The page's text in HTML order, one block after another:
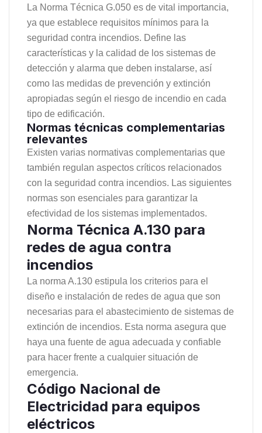
La Norma Técnica G.050 es de vital importancia,
ya que establece requisitos mínimos para la
seguridad contra incendios. Define las
características y la calidad de los sistemas de
detección y alarma que deben instalarse, así
como las medidas de prevención y extinción
apropiadas según el riesgo de incendio en cada
tipo de edificación.
Normas técnicas complementarias
relevantes
Existen varias normativas complementarias que
también regulan aspectos críticos relacionados
con la seguridad contra incendios. Las siguientes
normas son esenciales para garantizar la
efectividad de los sistemas implementados.
Norma Técnica A.130 para
redes de agua contra
incendios
La norma A.130 estipula los criterios para el
diseño e instalación de redes de agua que son
necesarias para el abastecimiento de sistemas de
extinción de incendios. Esta norma asegura que
haya una fuente de agua adecuada y confiable
para hacer frente a cualquier situación de
emergencia.
Código Nacional de
Electricidad para equipos
eléctricos